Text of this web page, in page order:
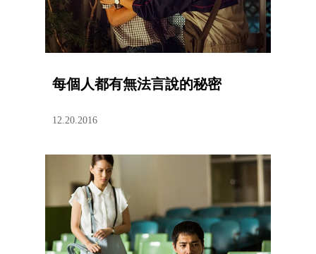
每個人都有無法言說的秘密
12.20.2016